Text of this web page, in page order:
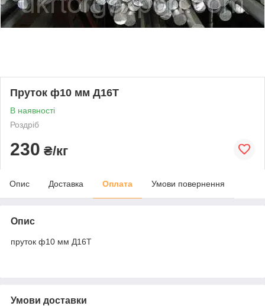
Пруток ф10 мм Д16Т
В наявності
Роздріб
230 ₴/кг
Опис Доставка Оплата Умови повернення
Опис
пруток ф10 мм Д16Т
Умови доставки